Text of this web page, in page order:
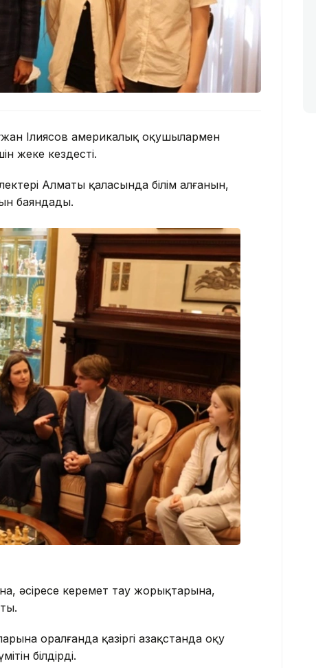
Ілиясов америкалық оқушылармен
жеке кездесті.
Алматы қаласында білім алғанын,
баяндады.
әсіресе керемет тау жорықтарына,
оралғанда қазіргі Қазақстанда оқу
білдірді.